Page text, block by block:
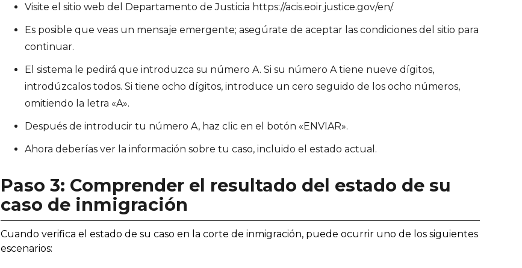
Visite el sitio web del Departamento de Justicia https://acis.eoir.justice.gov/en/.
Es posible que veas un mensaje emergente; asegúrate de aceptar las condiciones del sitio para
continuar.
El sistema le pedirá que introduzca su número A. Si su número A tiene nueve dígitos,
introdúzcalos todos. Si tiene ocho dígitos, introduce un cero seguido de los ocho números,
omitiendo la letra «A».
Después de introducir tu número A, haz clic en el botón «ENVIAR».
Ahora deberías ver la información sobre tu caso, incluido el estado actual.
Paso 3: Comprender el resultado del estado de su
caso de inmigración
Cuando verifica el estado de su caso en la corte de inmigración, puede ocurrir uno de los siguientes
escenarios: